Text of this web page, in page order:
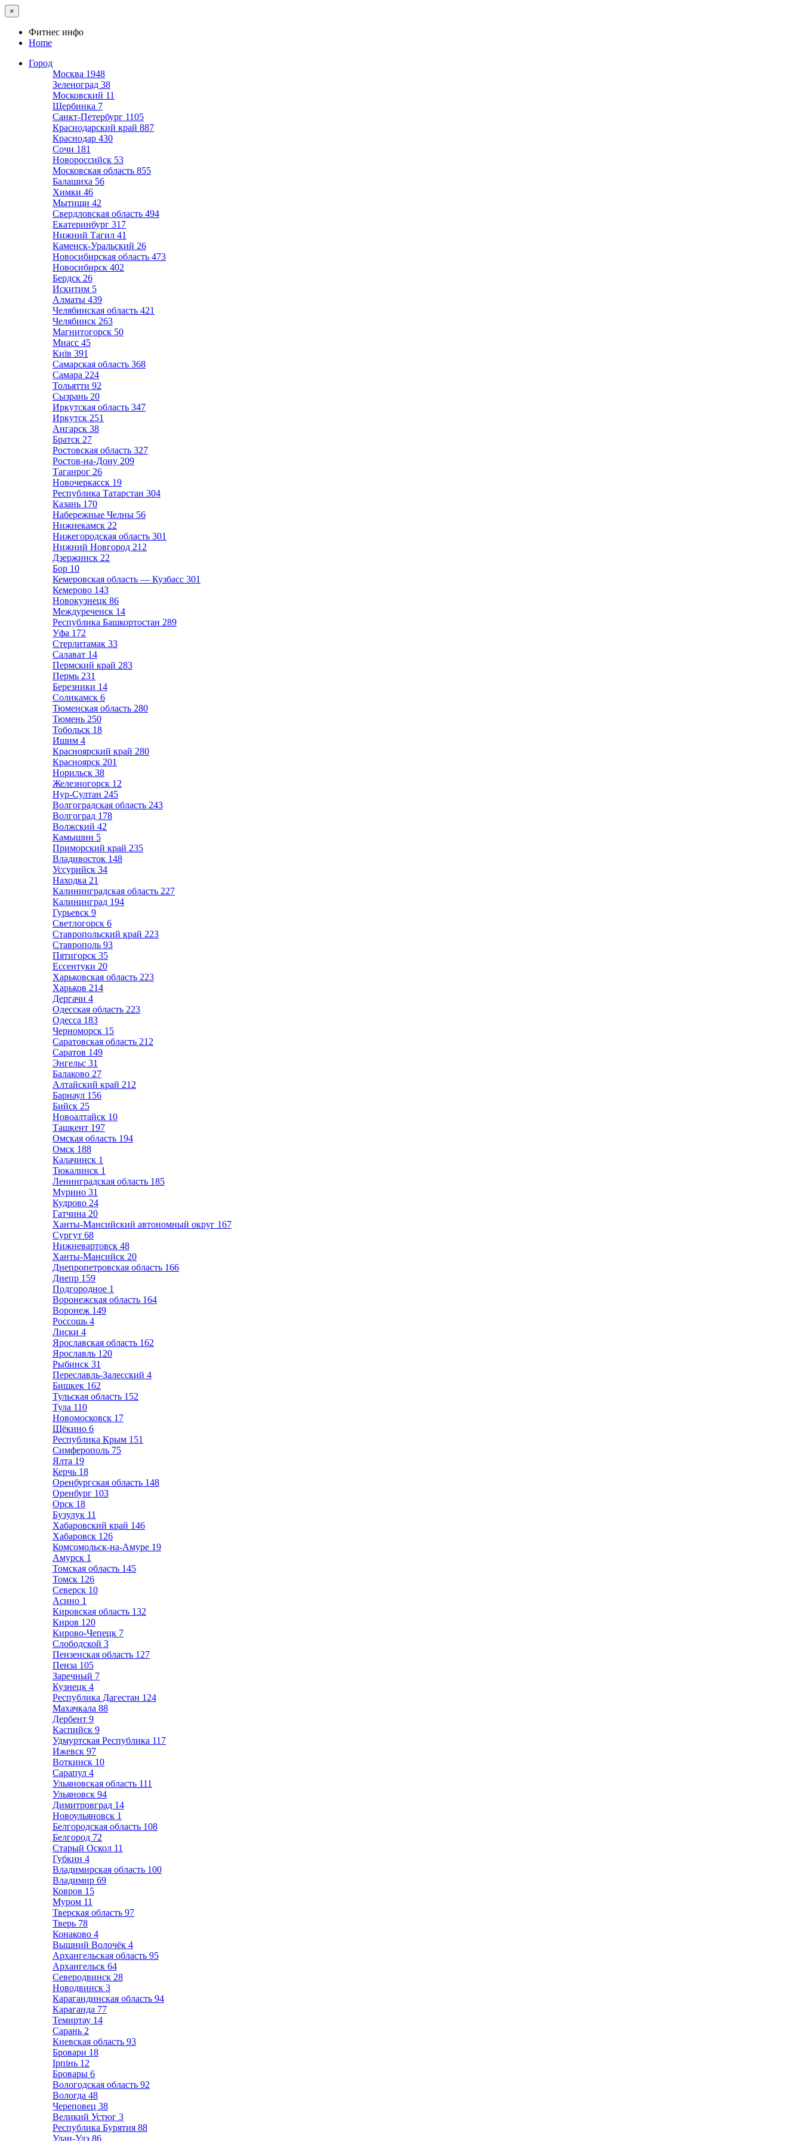
×
Фитнес инфо
Home
Город
Москва 1948
Зеленоград 38
Московский 11
Щербинка 7
Санкт-Петербург 1105
Краснодарский край 887
Краснодар 430
Сочи 181
Новороссийск 53
Московская область 855
Балашиха 56
Химки 46
Мытищи 42
Свердловская область 494
Екатеринбург 317
Нижний Тагил 41
Каменск-Уральский 26
Новосибирская область 473
Новосибирск 402
Бердск 26
Искитим 5
Алматы 439
Челябинская область 421
Челябинск 263
Магнитогорск 50
Миасс 45
Київ 391
Самарская область 368
Самара 224
Тольятти 92
Сызрань 20
Иркутская область 347
Иркутск 251
Ангарск 38
Братск 27
Ростовская область 327
Ростов-на-Дону 209
Таганрог 26
Новочеркасск 19
Республика Татарстан 304
Казань 170
Набережные Челны 56
Нижнекамск 22
Нижегородская область 301
Нижний Новгород 212
Дзержинск 22
Бор 10
Кемеровская область — Кузбасс 301
Кемерово 143
Новокузнецк 86
Междуреченск 14
Республика Башкортостан 289
Уфа 172
Стерлитамак 33
Салават 14
Пермский край 283
Пермь 231
Березники 14
Соликамск 6
Тюменская область 280
Тюмень 250
Тобольск 18
Ишим 4
Красноярский край 280
Красноярск 201
Норильск 38
Железногорск 12
Нур-Султан 245
Волгоградская область 243
Волгоград 178
Волжский 42
Камышин 5
Приморский край 235
Владивосток 148
Уссурийск 34
Находка 21
Калининградская область 227
Калининград 194
Гурьевск 9
Светлогорск 6
Ставропольский край 223
Ставрополь 93
Пятигорск 35
Ессентуки 20
Харьковская область 223
Харьков 214
Дергачи 4
Одесская область 223
Одесса 183
Черноморск 15
Саратовская область 212
Саратов 149
Энгельс 31
Балаково 27
Алтайский край 212
Барнаул 156
Бийск 25
Новоалтайск 10
Ташкент 197
Омская область 194
Омск 188
Калачинск 1
Тюкалинск 1
Ленинградская область 185
Мурино 31
Кудрово 24
Гатчина 20
Ханты-Мансийский автономный округ 167
Сургут 68
Нижневартовск 48
Ханты-Мансийск 20
Днепропетровская область 166
Днепр 159
Подгородное 1
Воронежская область 164
Воронеж 149
Россошь 4
Лиски 4
Ярославская область 162
Ярославль 120
Рыбинск 31
Переславль-Залесский 4
Бишкек 162
Тульская область 152
Тула 110
Новомосковск 17
Щёкино 6
Республика Крым 151
Симферополь 75
Ялта 19
Керчь 18
Оренбургская область 148
Оренбург 103
Орск 18
Бузулук 11
Хабаровский край 146
Хабаровск 126
Комсомольск-на-Амуре 19
Амурск 1
Томская область 145
Томск 126
Северск 10
Асино 1
Кировская область 132
Киров 120
Кирово-Чепецк 7
Слободской 3
Пензенская область 127
Пенза 105
Заречный 7
Кузнецк 4
Республика Дагестан 124
Махачкала 88
Дербент 9
Каспийск 9
Удмуртская Республика 117
Ижевск 97
Воткинск 10
Сарапул 4
Ульяновская область 111
Ульяновск 94
Димитровград 14
Новоульяновск 1
Белгородская область 108
Белгород 72
Старый Оскол 11
Губкин 4
Владимирская область 100
Владимир 69
Ковров 15
Муром 11
Тверская область 97
Тверь 78
Конаково 4
Вышний Волочёк 4
Архангельская область 95
Архангельск 64
Северодвинск 28
Новодвинск 3
Карагандинская область 94
Караганда 77
Темиртау 14
Сарань 2
Киевская область 93
Бровари 18
Ірпінь 12
Бровары 6
Вологодская область 92
Вологда 48
Череповец 38
Великий Устюг 3
Республика Бурятия 88
Улан-Удэ 86